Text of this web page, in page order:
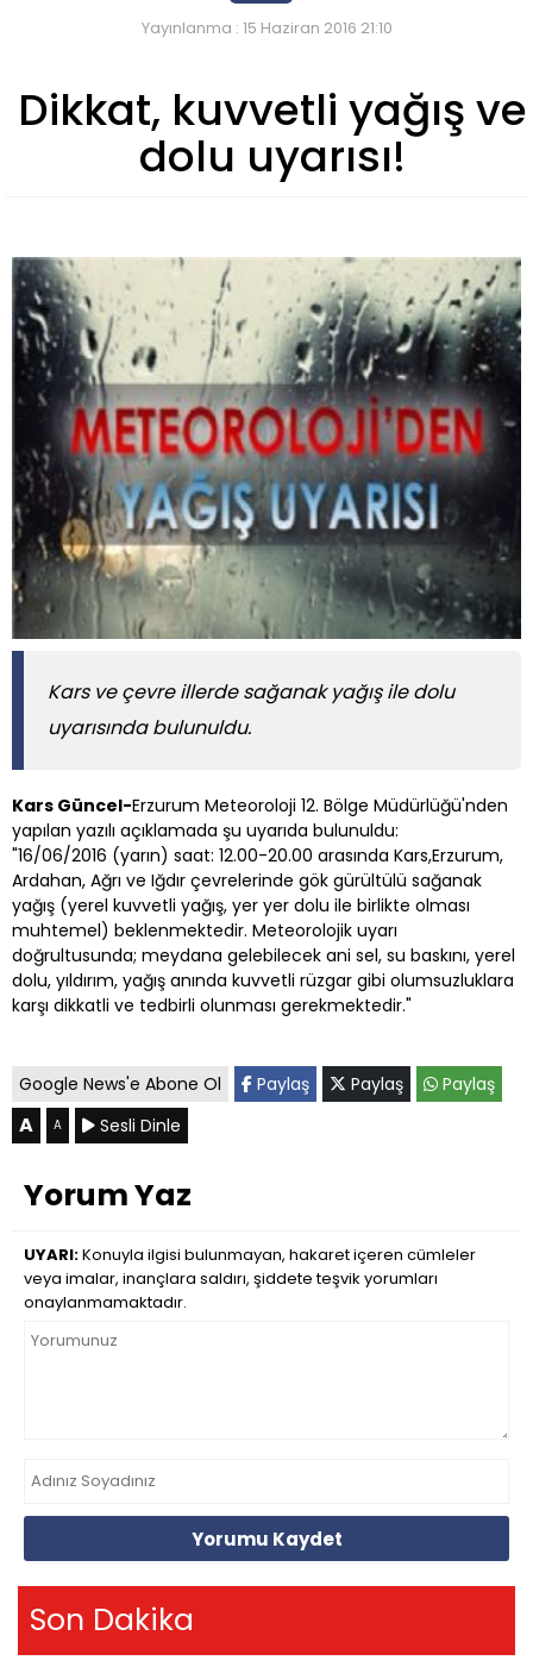
Yayınlanma : 15 Haziran 2016 21:10
Dikkat, kuvvetli yağış ve
dolu uyarısı!
Kars ve çevre illerde sağanak yağış ile dolu
uyarısında bulunuldu.
Kars Güncel-Erzurum Meteoroloji 12. Bölge Müdürlüğü'nden
yapılan yazılı açıklamada şu uyarıda bulunuldu:
"16/06/2016 (yarın) saat: 12.00-20.00 arasında Kars,Erzurum,
Ardahan, Ağrı ve Iğdır çevrelerinde gök gürültülü sağanak
yağış (yerel kuvvetli yağış, yer yer dolu ile birlikte olması
muhtemel) beklenmektedir. Meteorolojik uyarı
doğrultusunda; meydana gelebilecek ani sel, su baskını, yerel
dolu, yıldırım, yağış anında kuvvetli rüzgar gibi olumsuzluklara
karşı dikkatli ve tedbirli olunması gerekmektedir."
Google News'e Abone Ol Paylaş Paylaş Paylaş
A A Sesli Dinle
Yorum Yaz
UYARI:Konuyla ilgisi bulunmayan, hakaret içeren cümleler
veya imalar, inançlara saldırı, şiddete teşvik yorumları
onaylanmamaktadır.
Yorumu Kaydet
Son Dakika